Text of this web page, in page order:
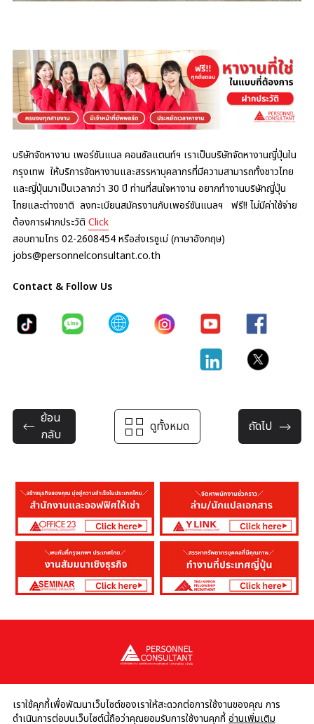
บริษัทจัดหางาน เพอร์ซันแนล คอนซัลแตนท์ฯ เราเป็นบริษัทจัดหางานญี่ปุ่นใน
กรุงเทพ ให้บริการจัดหางานและสรรหาบุคลากรที่มีความสามารถทั้งชาวไทย
และญี่ปุ่นมาเป็นเวลากว่า 30 ปี ท่านที่สนใจหางาน อยากทำงานบริษัทญี่ปุ่น
ไทยและต่างชาติ ลงทะเบียนสมัครงานกับเพอร์ซันแนลฯ ฟรี!! ไม่มีค่าใช้จ่าย
ต้องการฝากประวัติ Click
สอบถามโทร 02-2608454 หรือส่งเรซูเม่ (ภาษาอังกฤษ)
jobs@personnelconsultant.co.th
Contact & Follow Us
ย้อน
กลับ
ดูทั้งหมด ถัดไป
เราใช้คุกกี้เพื่อพัฒนาเว็บไซต์ของเราให้สะดวกต่อการใช้งานของคุณ การ
ดำเนินการต่อบนเว็บไซต์นี้ถือว่าคุณยอมรับการใช้งานคุกกี้ อ่านเพิ่มเติม